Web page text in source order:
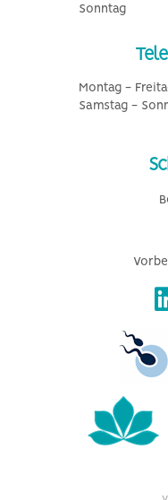
Sonntag
Montag -
Samstag -